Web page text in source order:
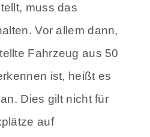
muss das
Vor allem dann,
Fahrzeug aus 50
ist, heißt es
Dies gilt nicht für
auf